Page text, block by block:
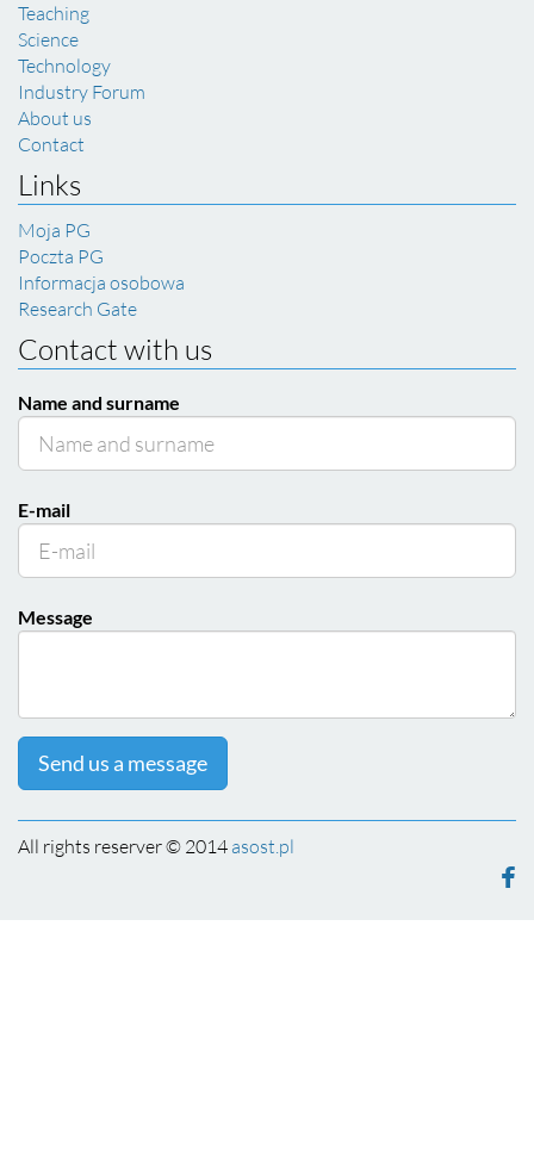
Teaching
Science
Technology
Industry Forum
About us
Contact
Links
Moja PG
Poczta PG
Informacja osobowa
Research Gate
Contact with us
Name and surname
E-mail
Message
Send us a message
All rights reserver © 2014 asost.pl